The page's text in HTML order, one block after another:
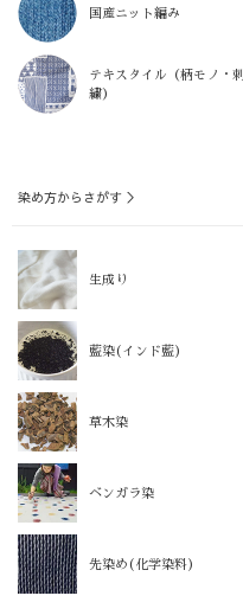
国産ニット編み
テキスタイル（柄モノ・刺
繍）
染め方からさがす ＞
生成り
藍染(インド藍)
草木染
ベンガラ染
先染め(化学染料)